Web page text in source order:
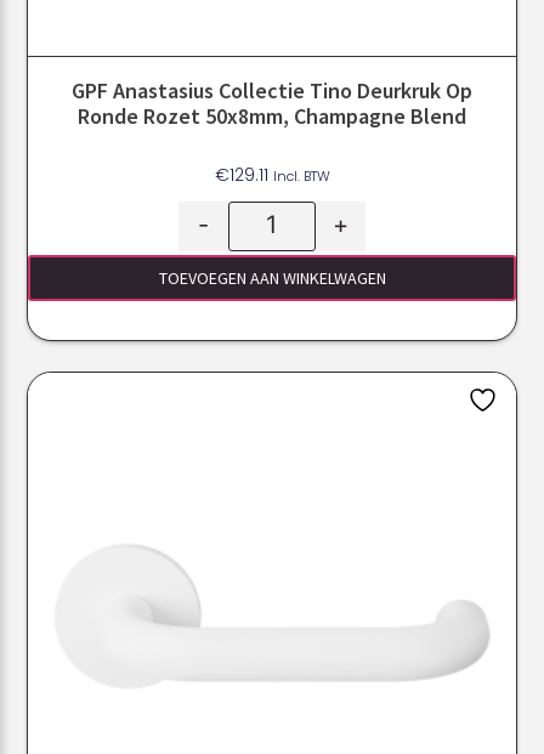
GPF Anastasius Collectie Tino Deurkruk Op
Ronde Rozet 50x8mm, Champagne Blend
€129.11 Incl. BTW
- +
TOEVOEGEN AAN WINKELWAGEN